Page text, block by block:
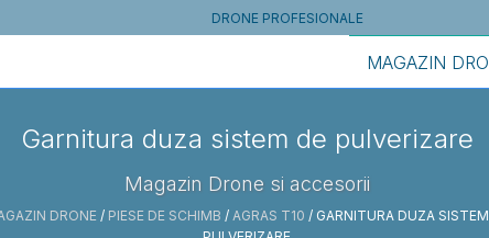
DRONE PROFESIONALE
MAGAZIN
Garnitura duza sistem de pulverizare
Magazin Drone si accesorii
DRONE/ PIESE DE SCHIMB / AGRAS T10 / GARNITURA DUZA